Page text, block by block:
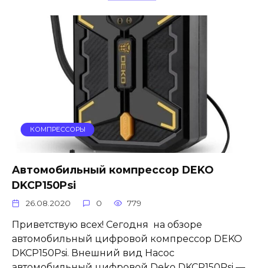
КОМПРЕССОРЫ
Автомобильный компрессор DEKO
DKCP150Psi
26.08.2020 0 779
Приветствую всех! Сегодня на обзоре
автомобильный цифровой компрессор DEKO
DKCP150Psi. Внешний вид Насос